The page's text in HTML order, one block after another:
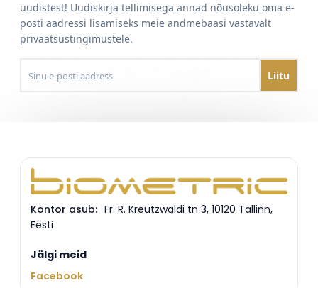
uudistest! Uudiskirja tellimisega annad nõusoleku oma e-
posti aadressi lisamiseks meie andmebaasi vastavalt
privaatsustingimustele.
Sinu e-
aadress
Kontor asub: Fr. R. Kreutzwaldi tn 3, 10120 Tallinn,
Eesti
Jälgi meid
Facebook